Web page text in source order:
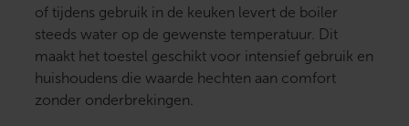
of tijdens gebruik in de keuken levert de boiler
steeds water op de gewenste temperatuur. Dit
maakt het toestel geschikt voor intensief gebruik en
huishoudens die waarde hechten aan comfort
zonder onderbrekingen.